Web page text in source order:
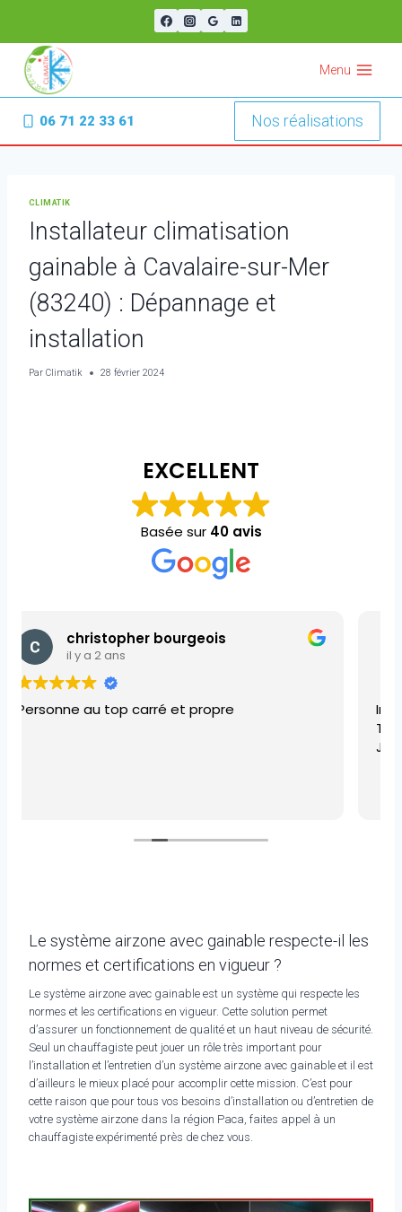
contenu
Menu
06 71 22 33 61 Nos réalisations
CLIMATIK
Installateur climatisation
gainable à Cavalaire-sur-Mer
(83240) : Dépannage et
installation
Par Climatik 28 février 2024
EXCELLENT
Basée sur 40 avis
SERGE “SERGE”
il y a 2 ans
Intervention rapide et efficace
Le système airzone avec gainable respecte-il les
normes et certifications en vigueur ?
Le système airzone avec gainable est un système qui respecte les
normes et les certifications en vigueur. Cette solution permet
d’assurer un fonctionnement de qualité et un haut niveau de sécurité.
Seul un chauffagiste peut jouer un rôle très important pour
l’installation et l’entretien d’un système airzone avec gainable et il est
d’ailleurs le mieux placé pour accomplir cette mission. C’est pour
cette raison que pour tous vos besoins d’installation ou d’entretien de
votre système airzone dans la région Paca, faites appel à un
chauffagiste expérimenté près de chez vous.